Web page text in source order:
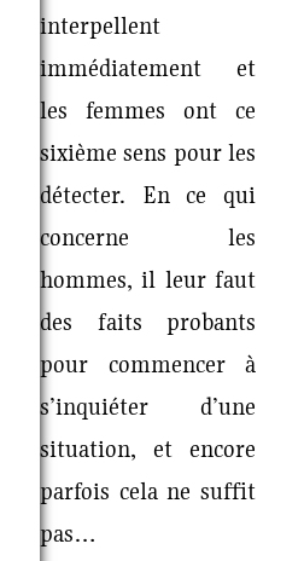
interpellent
immédiatement et
les femmes ont ce
sixième sens pour les
détecter. En ce qui
concerne les
hommes, il leur faut
des faits probants
pour commencer à
s’inquiéter d’une
situation, et encore
parfois cela ne suffit
pas…